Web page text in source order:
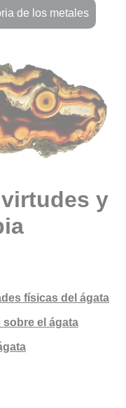
de los metales
y
físicas del ágata
sobre el ágata